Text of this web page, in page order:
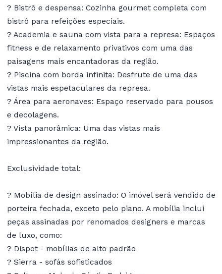
? Bistrô e despensa: Cozinha gourmet completa com
bistrô para refeições especiais.
? Academia e sauna com vista para a represa: Espaços
fitness e de relaxamento privativos com uma das
paisagens mais encantadoras da região.
? Piscina com borda infinita: Desfrute de uma das
vistas mais espetaculares da represa.
? Área para aeronaves: Espaço reservado para pousos
e decolagens.
? Vista panorâmica: Uma das vistas mais
impressionantes da região.
Exclusividade total:
? Mobília de design assinado: O imóvel será vendido de
porteira fechada, exceto pelo piano. A mobília inclui
peças assinadas por renomados designers e marcas
de luxo, como:
? Dispot - mobílias de alto padrão
? Sierra - sofás sofisticados